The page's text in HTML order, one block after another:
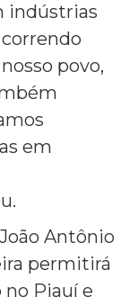
indústrias
povo,
em
Antônio
permitirá
no Piauí e